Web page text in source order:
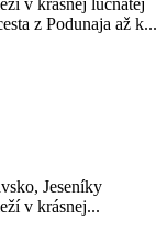
v krásnej lúčnatej
z Podunaja až k...
Jeseníky
v krásnej...